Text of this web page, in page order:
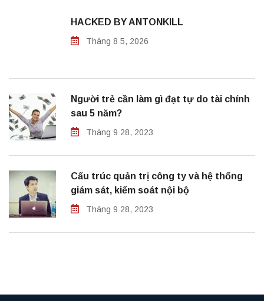
HACKED BY ANTONKILL
Tháng 8 5, 2026
Người trẻ cần làm gì đạt tự do tài chính
sau 5 năm?
Tháng 9 28, 2023
Cấu trúc quản trị công ty và hệ thống
giám sát, kiểm soát nội bộ
Tháng 9 28, 2023